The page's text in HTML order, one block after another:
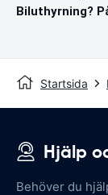
Biluthyrning?
Startsida
Hjälp
Behöver du